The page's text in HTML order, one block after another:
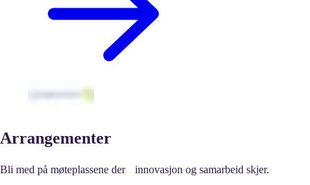
Arrangementer
Bli med på møteplassene der innovasjon og samarbeid skjer.